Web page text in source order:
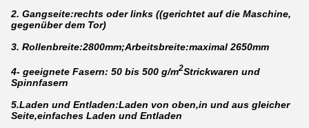
2. Gangseite:rechts oder links ((gerichtet auf die Maschine,
gegenüber dem Tor)
3. Rollenbreite:2800mm;Arbeitsbreite:maximal 2650mm
4- geeignete Fasern: 50 bis 500 g/m2Strickwaren und
Spinnfasern
5.Laden und Entladen:Laden von oben,in und aus gleicher
Seite,einfaches Laden und Entladen